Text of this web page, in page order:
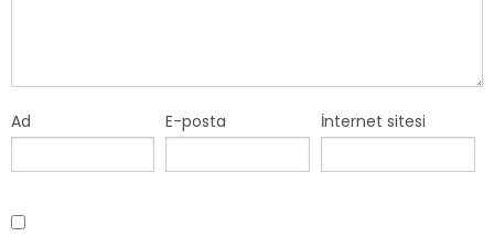
Ad E-posta İnternet sitesi